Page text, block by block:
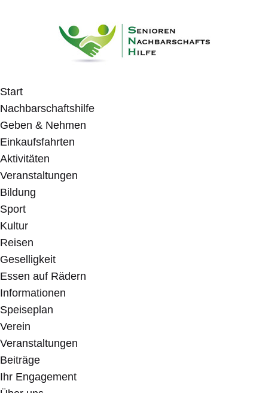
Start
Nachbarschaftshilfe
Geben & Nehmen
Einkaufsfahrten
Aktivitäten
Veranstaltungen
Bildung
Sport
Kultur
Reisen
Geselligkeit
Essen auf Rädern
Informationen
Speiseplan
Verein
Veranstaltungen
Beiträge
Ihr Engagement